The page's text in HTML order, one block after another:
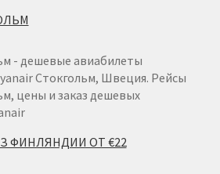
- дешевые авиабилеты
Стокгольм, Швеция. Рейсы
цены и заказ дешевых
ФИНЛЯНДИИ ОТ €22